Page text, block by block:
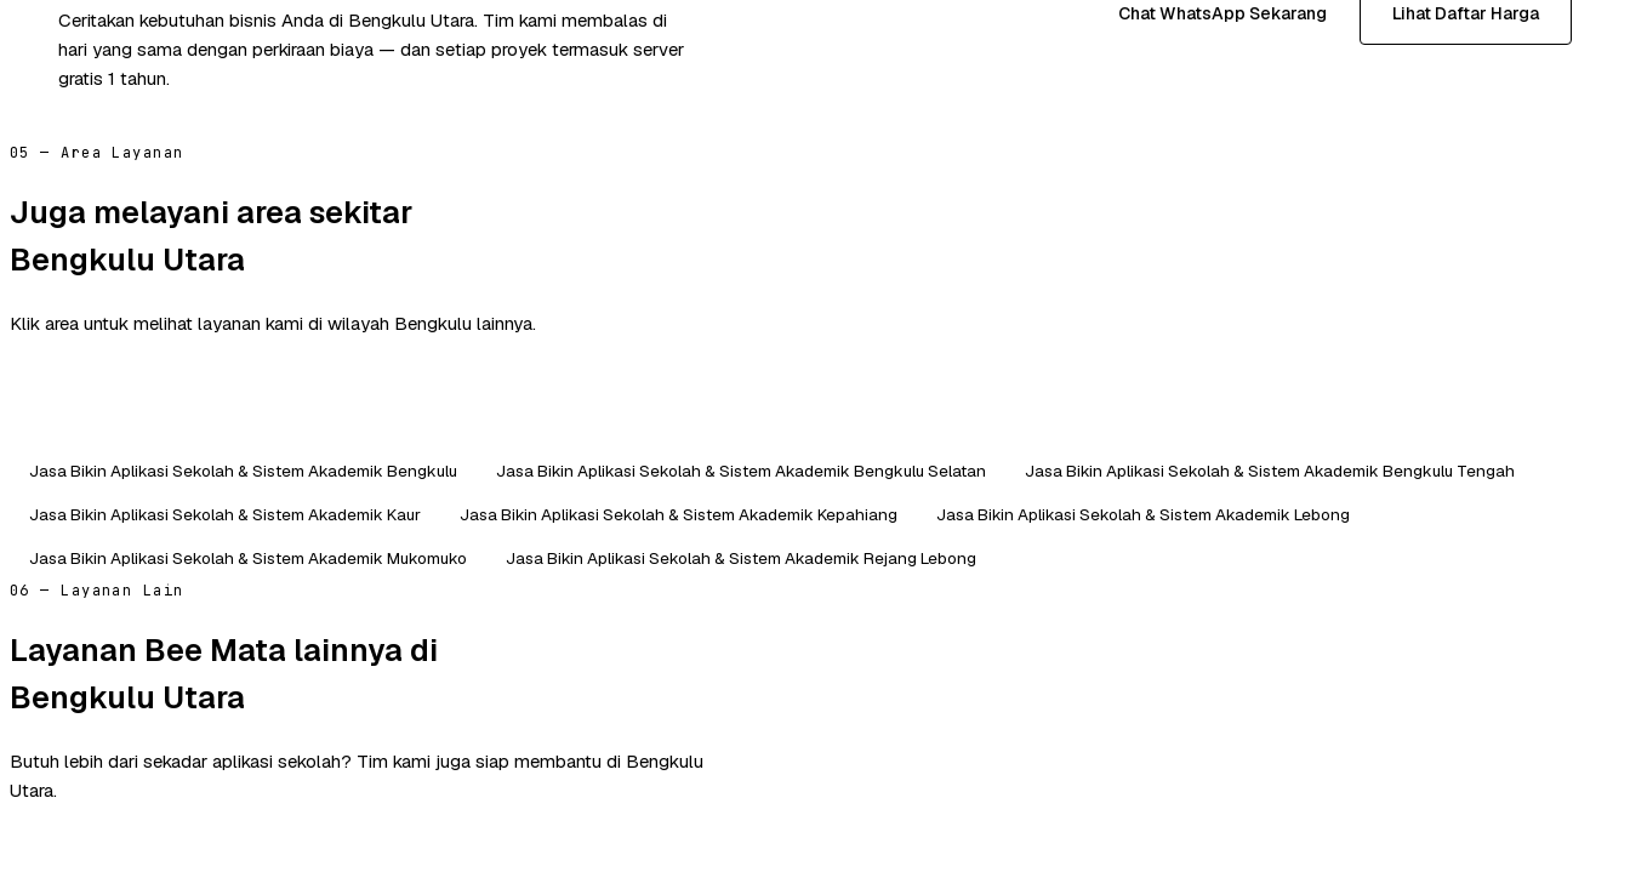
Ceritakan kebutuhan bisnis Anda di Bengkulu Utara. Tim kami membalas di
hari yang sama dengan perkiraan biaya — dan setiap proyek termasuk server
gratis 1 tahun.
Chat WhatsApp Sekarang Lihat Daftar Harga
05 — Area Layanan
Juga melayani area sekitar
Bengkulu Utara
Klik area untuk melihat layanan kami di wilayah Bengkulu lainnya.
Jasa Bikin Aplikasi Sekolah & Sistem Akademik Bengkulu Jasa Bikin Aplikasi Sekolah & Sistem Akademik Bengkulu Selatan
Jasa Bikin Aplikasi Sekolah & Sistem Akademik Bengkulu Tengah
Jasa Bikin Aplikasi Sekolah & Sistem Akademik Kaur
Jasa Bikin Aplikasi Sekolah & Sistem Akademik Kepahiang
Jasa Bikin Aplikasi Sekolah & Sistem Akademik Lebong
Jasa Bikin Aplikasi Sekolah & Sistem Akademik Mukomuko
Jasa Bikin Aplikasi Sekolah & Sistem Akademik Rejang Lebong
06 — Layanan Lain
Layanan Bee Mata lainnya di
Bengkulu Utara
Butuh lebih dari sekadar aplikasi sekolah? Tim kami juga siap membantu di Bengkulu
Utara.